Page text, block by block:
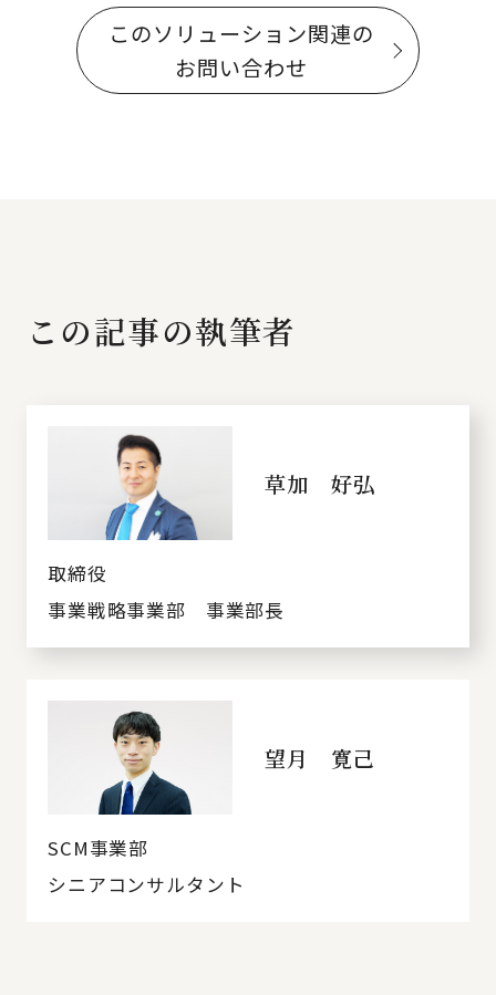
このソリューション関連の
お問い合わせ
この記事の執筆者
草加 好弘
取締役
事業戦略事業部 事業部長
望月 寛己
SCM事業部
シニアコンサルタント